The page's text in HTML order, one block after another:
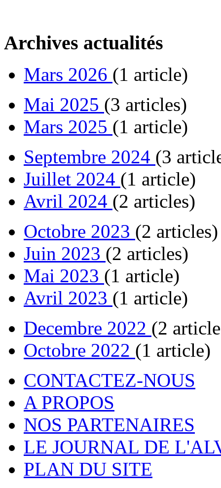
Archives actualités
Mars 2026 (1 article)
Mai 2025 (3 articles)
Mars 2025 (1 article)
Septembre 2024 (3
Juillet 2024 (1 article)
Avril 2024 (2 articles)
Octobre 2023 (2 articles)
Juin 2023 (2 articles)
Mai 2023 (1 article)
Avril 2023 (1 article)
Decembre 2022 (2
Octobre 2022 (1 article)
CONTACTEZ-NOUS
A PROPOS
NOS PARTENAIRES
LE JOURNAL DE
PLAN DU SITE